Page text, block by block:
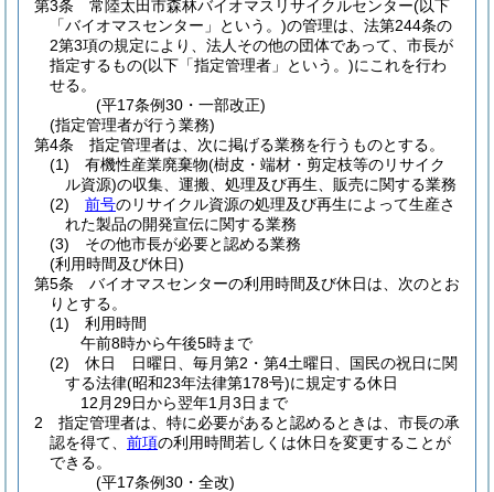
第3条
常陸太田市森林バイオマスリサイクルセンター(以下
「バイオマスセンター」という。)の管理は、法第244条の
2第3項の規定により、法人その他の団体であって、市長が
指定するもの(以下「指定管理者」という。)にこれを行わ
せる。
(平17条例30・一部改正)
(指定管理者が行う業務)
第4条
指定管理者は、次に掲げる業務を行うものとする。
(1)
有機性産業廃棄物(樹皮・端材・剪定枝等のリサイク
ル資源)の収集、運搬、処理及び再生、販売に関する業務
(2)
前号のリサイクル資源の処理及び再生によって生産さ
れた製品の開発宣伝に関する業務
(3)
その他市長が必要と認める業務
(利用時間及び休日)
第5条
バイオマスセンターの利用時間及び休日は、次のとお
りとする。
(1)
利用時間
午前8時から午後5時まで
(2)
休日 日曜日、毎月第2・第4土曜日、国民の祝日に関
する法律(昭和23年法律第178号)に規定する休日
12月29日から翌年1月3日まで
2
指定管理者は、特に必要があると認めるときは、市長の承
認を得て、 前項の利用時間若しくは休日を変更することが
できる。
(平17条例30・全改)